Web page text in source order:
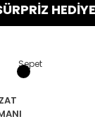
HEDİYE!
Sepet